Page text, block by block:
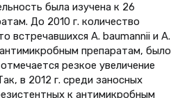
была изучена к 26
До 2010 г. количество
встречавшихся А. baumannii и A.
препаратам, было
резкое увеличение
в 2012 г. среди заносных
к антимикробным